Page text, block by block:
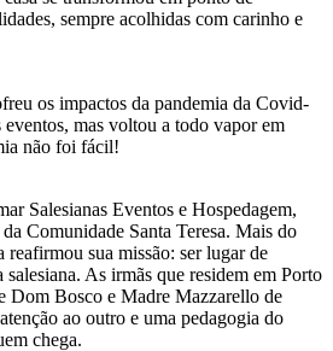
sempre acolhidas com carinho e
os impactos da pandemia da Covid-
mas voltou a todo vapor em
não foi fácil!
Salesianas Eventos e Hospedagem,
Comunidade Santa Teresa. Mais do
reafirmou sua missão: ser lugar de
salesiana. As irmãs que residem em Porto
Dom Bosco e Madre Mazzarello de
ao outro e uma pedagogia do
chega.